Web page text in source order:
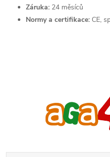
Záruka: 24 měsíců
Normy a certifikace: CE,